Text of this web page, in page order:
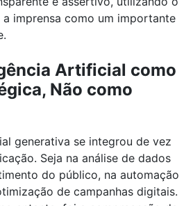
imprensa como um importante
Artificial como
Não como
generativa se integrou de vez
Seja na análise de dados
do público, na automação
de campanhas digitais.